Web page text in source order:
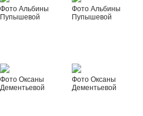
Фото Альбины
Пупышевой
Фото Альбины
Пупышевой
Фото Оксаны
Дементьевой
Фото Оксаны
Дементьевой